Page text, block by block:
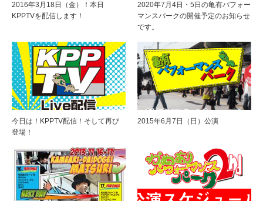
2016年3月18日（金）！本日
KPPTVを配信します！
2020年7月4日・5日の亀有パフォー
マンスパークの開催予定のお知らせ
です。
今日は！KPPTV配信！そして再び
登場！
2015年6月7日（日）公演